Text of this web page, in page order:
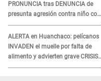
PRONUNCIA tras DENUNCIA de
presunta agresión contra niño con
autismo en Surco
ALERTA en Huanchaco: pelícanos
INVADEN el muelle por falta de
alimento y advierten grave CRISIS
en el mar